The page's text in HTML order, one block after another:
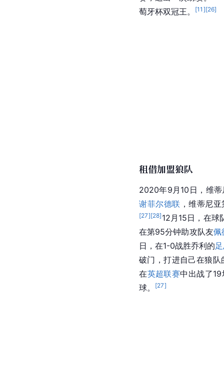
萄牙杯双冠王。
[11 ][26]
租借加盟狼队
2020年9月10日，维
谢菲尔德联 ，维蒂尼
[27][28] 12月15日，在球
在第95分钟助攻队友佩
日，在1-0战胜乔利的
破门，打进自己在狼队
在英超联赛中出战了
球。
[27]